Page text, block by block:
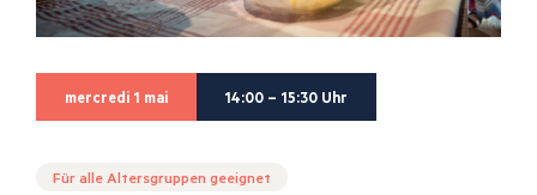
mercredi 1 mai 14:00 – 15:30 Uhr
Für alle Altersgruppen geeignet